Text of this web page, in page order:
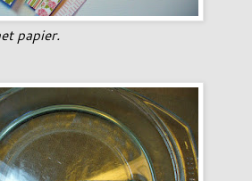
papier.